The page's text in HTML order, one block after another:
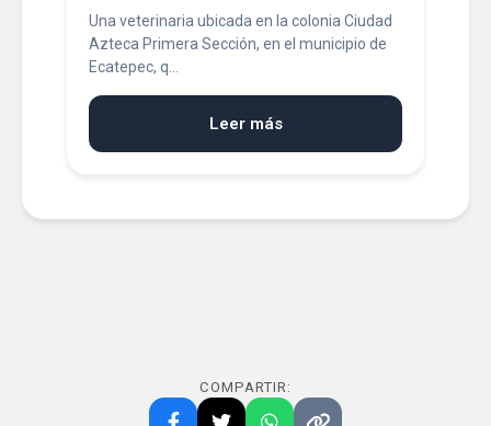
Una veterinaria ubicada en la colonia Ciudad
Azteca Primera Sección, en el municipio de
Ecatepec, q...
Leer más
COMPARTIR: